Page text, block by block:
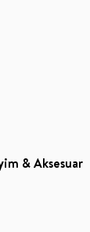
& Aksesuar